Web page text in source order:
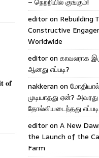
𝐨𝐟
editoron Rebuilding
Constructive
Worldwide
editoron காவலராக
ஆனது எப்படி?
nakkeran on
முடியாதது ஏன்?
தோல்வியடைந்தது
editoron A New
the Launch of the
Farm